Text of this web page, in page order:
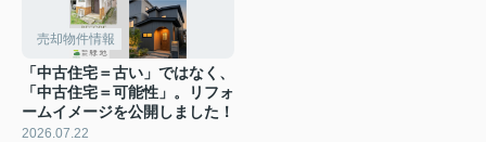
売却物件情報
「中古住宅＝古い」ではなく、
「中古住宅＝可能性」。リフォ
ームイメージを公開しました！
2026.07.22